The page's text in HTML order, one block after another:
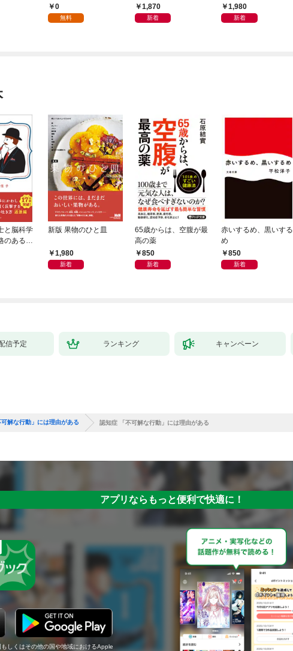
書
な国づくり～【分冊
版】（コミック） １
0
無料
1,870
新着
スメント
1,980
新着
と脳科学
のあるマ
新版 果物のひと皿
1,980
新着
65歳からは、空腹が最
高の薬
850
新着
赤いするめ、黒いする
め
850
新着
信予定 ランキング キャンペーン
解な行動」には理由がある 認知症 「不可解な行動」には理由がある
アプリならもっと便利で快適に！
しくはその他の国や地域におけるApple